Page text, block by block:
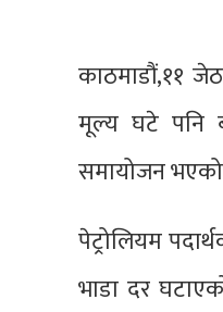
काठमाडौं,११
मूल्य घटे पनि
समायोजन
पेट्रोलियम
भाडा दर